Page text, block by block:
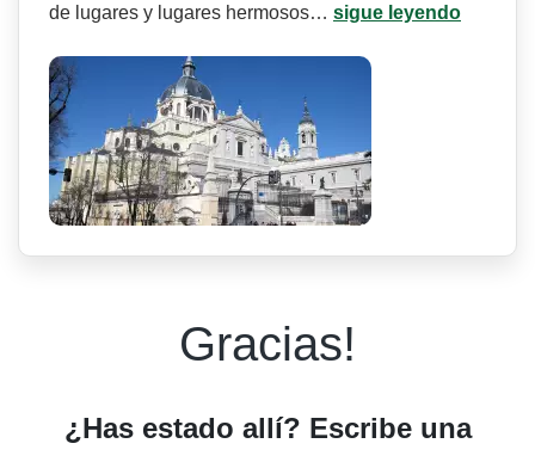
de lugares y lugares hermosos… sigue leyendo
Gracias!
¿Has estado allí? Escribe una